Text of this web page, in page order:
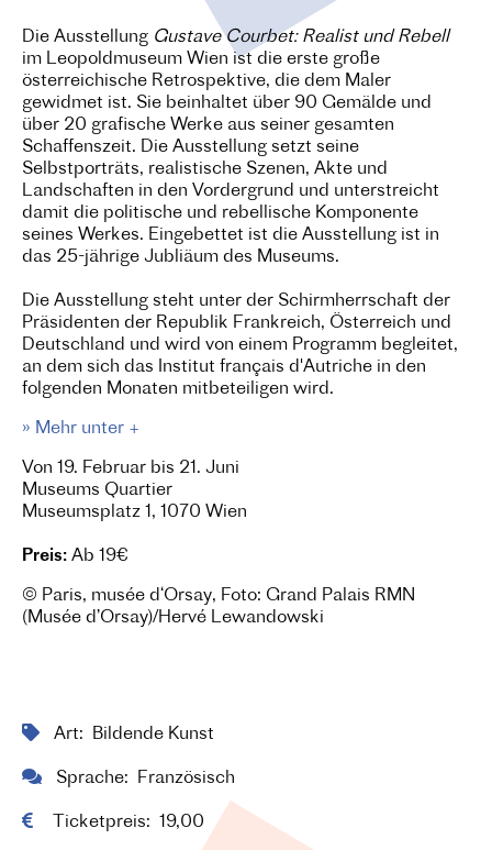
Die Ausstellung Gustave Courbet: Realist und Rebell
im Leopoldmuseum Wien ist die erste große
österreichische Retrospektive, die dem Maler
gewidmet ist. Sie beinhaltet über 90 Gemälde und
über 20 grafische Werke aus seiner gesamten
Schaffenszeit. Die Ausstellung setzt seine
Selbstporträts, realistische Szenen, Akte und
Landschaften in den Vordergrund und unterstreicht
damit die politische und rebellische Komponente
seines Werkes. Eingebettet ist die Ausstellung ist in
das 25-jährige Jubliäum des Museums.
Die Ausstellung steht unter der Schirmherrschaft der
Präsidenten der Republik Frankreich, Österreich und
Deutschland und wird von einem Programm begleitet,
an dem sich das Institut français d'Autriche in den
folgenden Monaten mitbeteiligen wird.
» Mehr unter +
Von 19. Februar bis 21. Juni
Museums Quartier
Museumsplatz 1, 1070 Wien
Preis: Ab 19€
© Paris, musée d‘Orsay, Foto: Grand Palais RMN
(Musée d’Orsay)/Hervé Lewandowski
Art Bildende Kunst
Sprache Französisch
Ticketpreis 19,00